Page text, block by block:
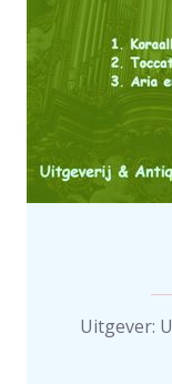
Uitgever: